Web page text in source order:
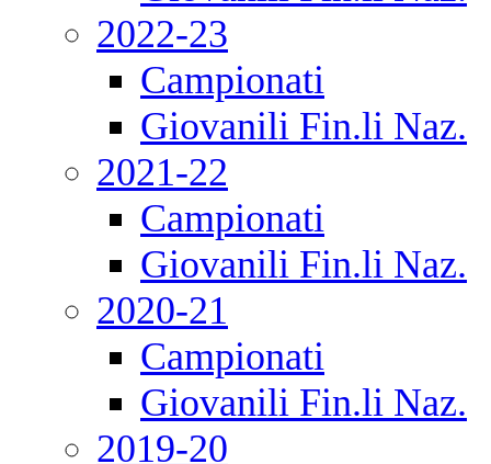
2022-23
Campionati
Giovanili Fin.li Naz.
2021-22
Campionati
Giovanili Fin.li Naz.
2020-21
Campionati
Giovanili Fin.li Naz.
2019-20